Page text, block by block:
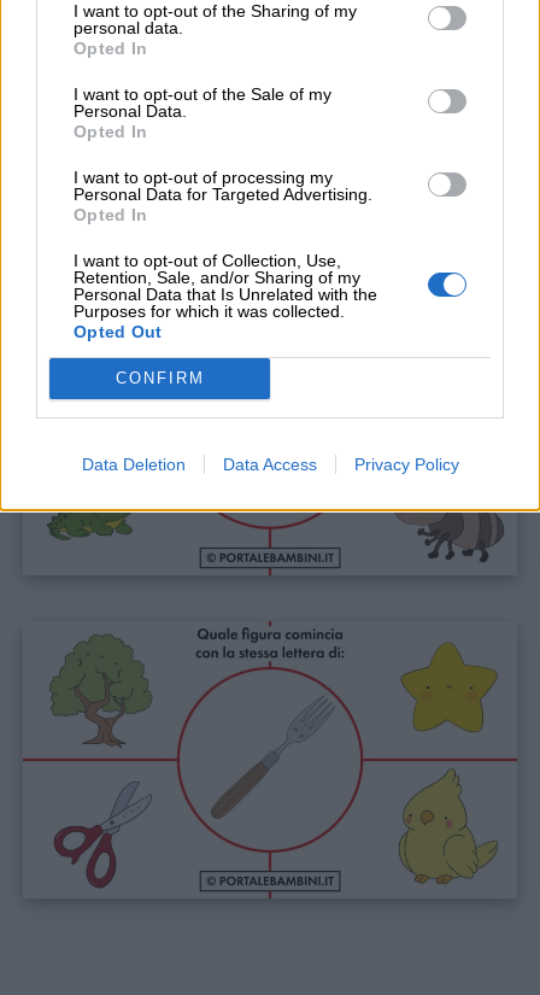
I want to opt-out of the Sharing of my
personal data.
Opted In
I want to opt-out of the Sale of my
Personal Data.
Opted In
I want to opt-out of processing my
Personal Data for Targeted Advertising.
Opted In
I want to opt-out of Collection, Use,
Retention, Sale, and/or Sharing of my
Personal Data that Is Unrelated with the
Purposes for which it was collected.
Opted Out
CONFIRM
Data Deletion Data Access Privacy Policy